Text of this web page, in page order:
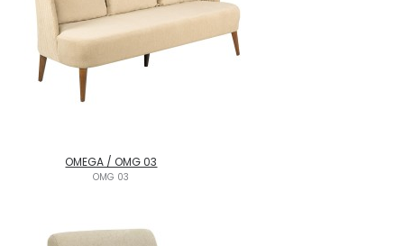
OMEGA / OMG 03
OMG 03